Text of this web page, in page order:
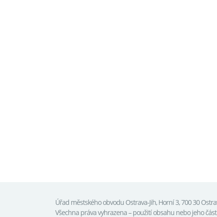
Úřad městského obvodu Ostrava-Jih, Horní 3, 700 30
Všechna práva vyhrazena – použití obsahu nebo jeho